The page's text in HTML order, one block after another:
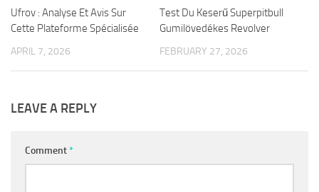
Ufrov : Analyse Et Avis Sur
Cette Plateforme Spécialisée
APRIL 7, 2026
Test Du Keserű Superpitbull
Gumilövedékes Revolver
FEBRUARY 27, 2026
LEAVE A REPLY
Comment*